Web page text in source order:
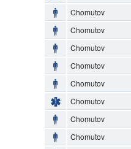
Chomutov
Chomutov
Chomutov
Chomutov
Chomutov
Chomutov
Chomutov
Chomutov